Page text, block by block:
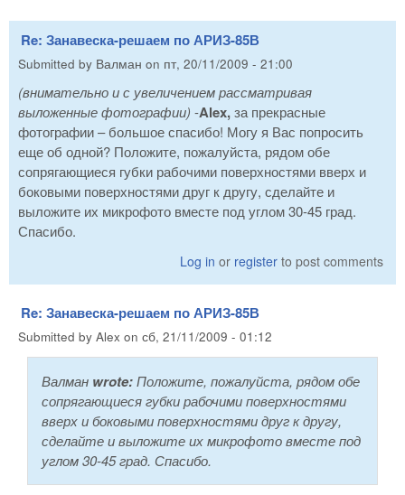
Re: Занавеска-решаем по АРИЗ-85В
Submitted by Валман on пт, 20/11/2009 - 21:00
(внимательно и с увеличением рассматривая
выложенные фотографии) -Alex,за прекрасные
фотографии – большое спасибо! Могу я Вас попросить
еще об одной? Положите, пожалуйста, рядом обе
сопрягающиеся губки рабочими поверхностями вверх и
боковыми поверхностями друг к другу, сделайте и
выложите их микрофото вместе под углом 30-45 град.
Спасибо.
Log in or register to post comments
Re: Занавеска-решаем по АРИЗ-85В
Submitted by Alex on сб, 21/11/2009 - 01:12
Валман wrote:Положите, пожалуйста, рядом обе
сопрягающиеся губки рабочими поверхностями
вверх и боковыми поверхностями друг к другу,
сделайте и выложите их микрофото вместе под
углом 30-45 град. Спасибо.